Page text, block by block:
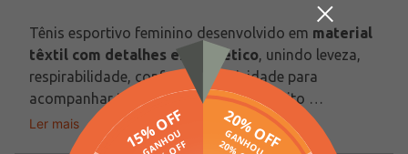
Tênis esportivo feminino desenvolvido em material
têxtil com detalhes em sintético , unindo leveza,
respirabilidade, conforto e praticidade para
acompanhar treinos e a rotina com muito
desempenho. Possui forro têxtil, bico arredondado,
fecho por cadarço e palmilha macia, oferecendo
Indicado Para: Corrida + 21km
Ler mais